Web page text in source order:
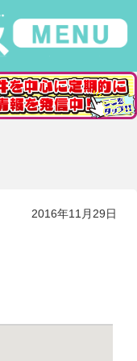
2016年11月29日